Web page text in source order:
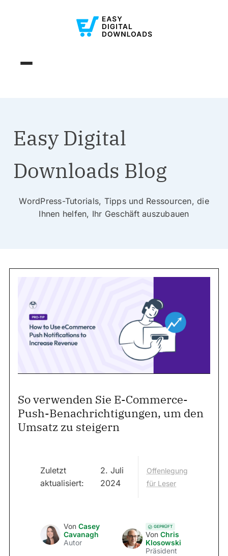
Easy Digital
Downloads Blog
WordPress-Tutorials, Tipps und Ressourcen, die
Ihnen helfen, Ihr Geschäft auszubauen
So verwenden Sie E-Commerce-
Push-Benachrichtigungen, um den
Umsatz zu steigern
Zuletzt
aktualisiert:
2. Juli
2024
Offenlegung
für Leser
Von Casey
Cavanagh
Autor
GEPRÜFT
Von Chris
Klosowski
Präsident